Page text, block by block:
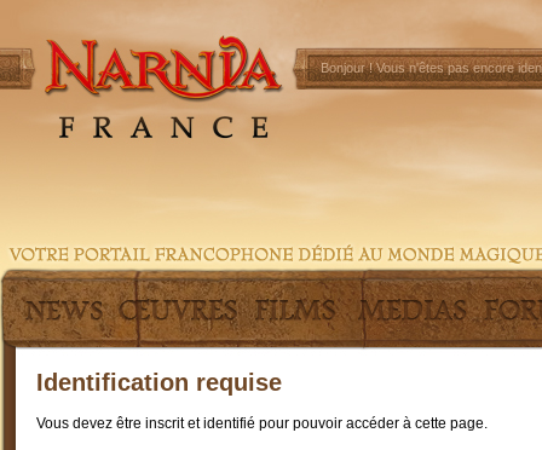
Bonjour !Vous n'êtes pas encore
Identification requise
Vous devez être inscrit et identifié pour pouvoir accéder à cette page.